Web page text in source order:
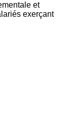
et
exerçant